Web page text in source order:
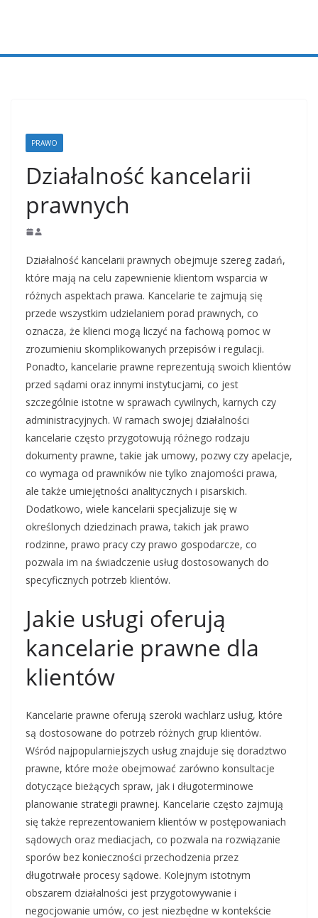
PRAWO
Działalność kancelarii
prawnych
Działalność kancelarii prawnych obejmuje szereg zadań,
które mają na celu zapewnienie klientom wsparcia w
różnych aspektach prawa. Kancelarie te zajmują się
przede wszystkim udzielaniem porad prawnych, co
oznacza, że klienci mogą liczyć na fachową pomoc w
zrozumieniu skomplikowanych przepisów i regulacji.
Ponadto, kancelarie prawne reprezentują swoich klientów
przed sądami oraz innymi instytucjami, co jest
szczególnie istotne w sprawach cywilnych, karnych czy
administracyjnych. W ramach swojej działalności
kancelarie często przygotowują różnego rodzaju
dokumenty prawne, takie jak umowy, pozwy czy apelacje,
co wymaga od prawników nie tylko znajomości prawa,
ale także umiejętności analitycznych i pisarskich.
Dodatkowo, wiele kancelarii specjalizuje się w
określonych dziedzinach prawa, takich jak prawo
rodzinne, prawo pracy czy prawo gospodarcze, co
pozwala im na świadczenie usług dostosowanych do
specyficznych potrzeb klientów.
Jakie usługi oferują
kancelarie prawne dla
klientów
Kancelarie prawne oferują szeroki wachlarz usług, które
są dostosowane do potrzeb różnych grup klientów.
Wśród najpopularniejszych usług znajduje się doradztwo
prawne, które może obejmować zarówno konsultacje
dotyczące bieżących spraw, jak i długoterminowe
planowanie strategii prawnej. Kancelarie często zajmują
się także reprezentowaniem klientów w postępowaniach
sądowych oraz mediacjach, co pozwala na rozwiązanie
sporów bez konieczności przechodzenia przez
długotrwałe procesy sądowe. Kolejnym istotnym
obszarem działalności jest przygotowywanie i
negocjowanie umów, co jest niezbędne w kontekście